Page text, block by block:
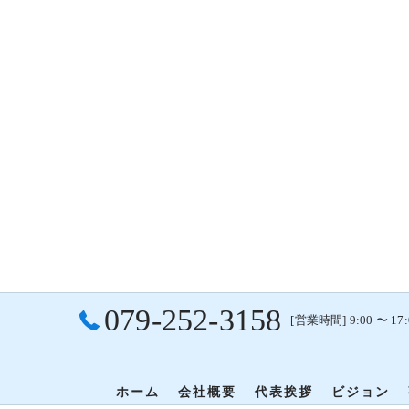
079-252-3158 [営業時間] 9:00 〜
ホーム 会社概要 代表挨拶 ビジョン